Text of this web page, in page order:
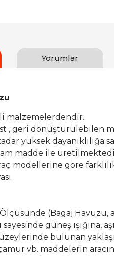
Yorumlar
malzemelerdendir.
, geri dönüştürülebilen
yüksek
madde ile
modellerine göre
(Bagaj Havuzu,
sayesinde güneş ışığına,
bulunan
vb. maddelerin